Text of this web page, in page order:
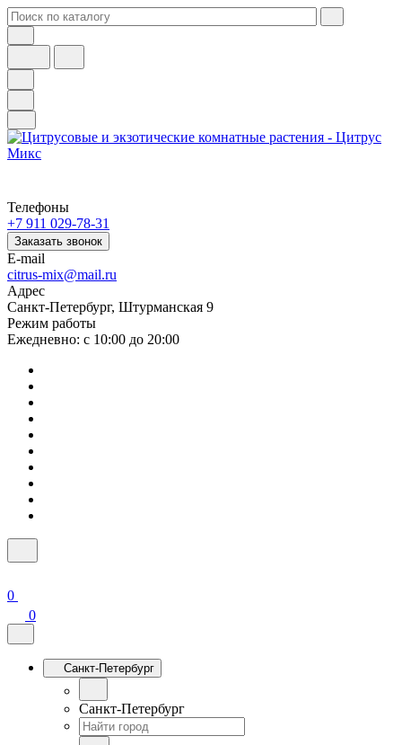
Телефоны
+7 911 029-78-31
Заказать звонок
E-mail
citrus-mix@mail.ru
Адрес
Санкт-Петербург, Штурманская 9
Режим работы
Ежедневно: с 10:00 до 20:00
0
0
Санкт-Петербург
Санкт-Петербург